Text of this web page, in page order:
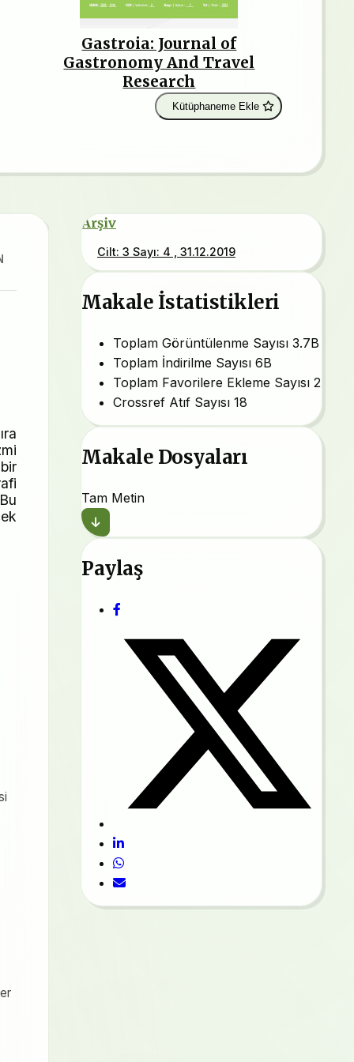
Gastroia: Journal of
Gastronomy And Travel
Research
Kütüphaneme Ekle
Arşiv
Cilt: 3 Sayı: 4 , 31.12.2019
Makale İstatistikleri
Toplam Görüntülenme Sayısı 3.7B
Toplam İndirilme Sayısı 6B
Toplam Favorilere Ekleme Sayısı 2
Crossref Atıf Sayısı 18
Makale Dosyaları
Tam Metin
Paylaş